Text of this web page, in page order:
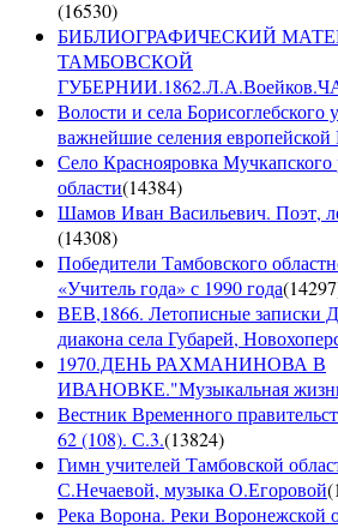
(16530)
БИБЛИОГРАФИЧЕСКИЙ
ТАМБОВСКОЙ
Волости и села Борисоглебского
важнейшие селения европейской
Село Краснояровка
области(14384)
Шамов Иван Васильевич. Поэт,
(14308)
Победители Тамбовского
«Учитель года» с 1990 года(14297
ВЕВ,1866. Летописные записки
диакона села Губарей,
1970.ДЕНЬ РАХМАНИНОВА В
ИВАНОВКЕ."Музыкальная
Вестник Временного
62 (108). С.3.(13824)
Гимн учителей Тамбовской
С.Нечаевой, музыка О.Егоровой(
Река Ворона. Реки Воронежской